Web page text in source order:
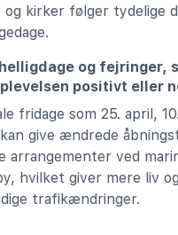
og kirker følger tydelige
og fejringer,
positivt eller
fridage som 25. april,
give ændrede
arrangementer ved
hvilket giver mere liv
trafikændringer.